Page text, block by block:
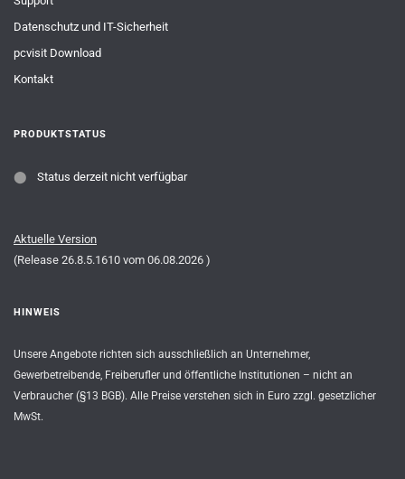
Datenschutz und IT-Sicherheit
pcvisit Download
Kontakt
PRODUKTSTATUS
⬤ Status derzeit nicht verfügbar
Aktuelle Version
(Release 26.8.5.1610 vom 06.08.2026 )
HINWEIS
Unsere Angebote richten sich ausschließlich an Unternehmer,
Gewerbetreibende, Freiberufler und öffentliche Institutionen – nicht an
Verbraucher (§13 BGB). Alle Preise verstehen sich in Euro zzgl. gesetzlicher
MwSt.